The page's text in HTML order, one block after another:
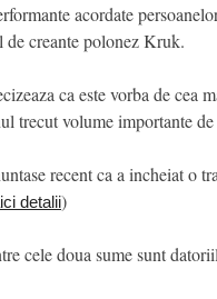
acordate
de creante polonez Kruk.
ca este vorba de cea
trecut volume importante
recent ca a incheiat o
detalii)
cele doua sume sunt